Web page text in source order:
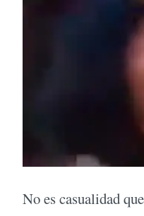
No es casualidad